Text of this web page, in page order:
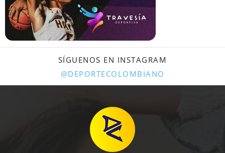
SÍGUENOS EN INSTAGRAM
@DEPORTECOLOMBIANO